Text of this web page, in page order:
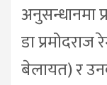
अनुसन्धानमा
डा प्रमोदराज
बेलायत) र